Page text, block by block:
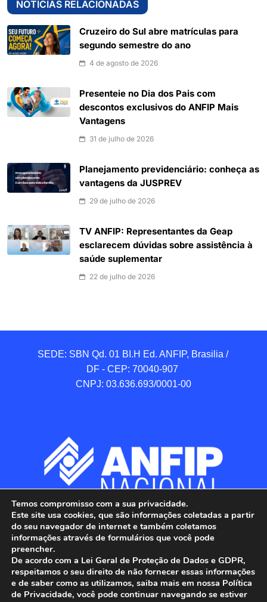
NOTÍCIAS RELACIONADAS
Cruzeiro do Sul abre matrículas para
segundo semestre do ano
4 de agosto de 2026
Presenteie no Dia dos Pais com
descontos exclusivos do ANFIP Mais
Vantagens
31 de julho de 2026
Planejamento previdenciário: conheça as
vantagens da JUSPREV
29 de julho de 2026
TV ANFIP: Representantes da Geap
esclarecem dúvidas sobre assistência à
saúde suplementar
22 de julho de 2026
SEDE: SBN Qd. 01 BI.H Ed. ANFIP, Brasilia /
DF - CEP: 70040-907
CNPJ: 03.636.693/0001-00
ANFIP - Associação Nacional dos Auditores
Temos compromisso com a sua privacidade.
Este site usa cookies, que são informações coletadas a partir
do seu navegador de internet e também coletamos
informações através de formulários que você pode
preencher.
De acordo com a Lei Geral de Proteção de Dados e GDPR,
respeitamos o seu direito de não fornecer essas informações
e de saber como as utilizamos, saiba mais em nossa Política
de Privacidade, você pode continuar navegando se estiver